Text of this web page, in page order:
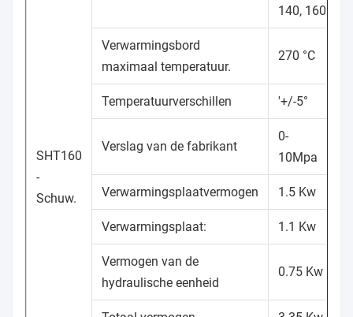
SHT160
-
Schuw.
140, 160
Verwarmingsbord
maximaal temperatuur.
270 °C
Temperatuurverschillen ′+/-5°
Verslag van de fabrikant
0-
10Mpa
Verwarmingsplaatvermogen 1.5 Kw
Verwarmingsplaat: 1.1 Kw
Vermogen van de
hydraulische eenheid
0.75 Kw